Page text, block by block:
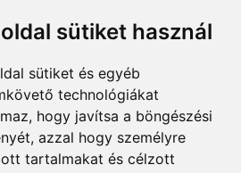
sütiket használ
sütiket és egyéb
technológiákat
hogy javítsa a böngészési
azzal hogy személyre
tartalmakat és célzott
| Theme:NewStore